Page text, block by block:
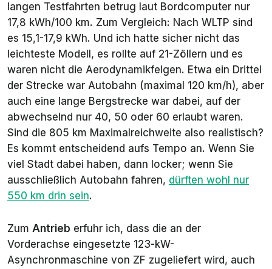
langen Testfahrten betrug laut Bordcomputer nur
17,8 kWh/100 km. Zum Vergleich: Nach WLTP sind
es 15,1-17,9 kWh. Und ich hatte sicher nicht das
leichteste Modell, es rollte auf 21-Zöllern und es
waren nicht die Aerodynamikfelgen. Etwa ein Drittel
der Strecke war Autobahn (maximal 120 km/h), aber
auch eine lange Bergstrecke war dabei, auf der
abwechselnd nur 40, 50 oder 60 erlaubt waren.
Sind die 805 km Maximalreichweite also realistisch?
Es kommt entscheidend aufs Tempo an. Wenn Sie
viel Stadt dabei haben, dann locker; wenn Sie
ausschließlich Autobahn fahren, dürften wohl nur
550 km drin sein.
Zum Antrieb erfuhr ich, dass die an der
Vorderachse eingesetzte 123-kW-
Asynchronmaschine von ZF zugeliefert wird, auch